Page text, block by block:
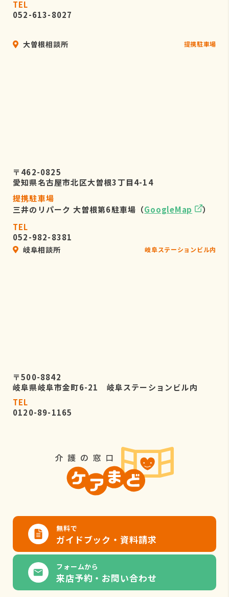
TEL
052-613-8027
大曽根相談所 提携駐車場
〒462-0825
愛知県名古屋市北区大曽根3丁目4-14
提携駐車場
三井のリパーク 大曽根第6駐車場（GoogleMap
）
TEL
052-982-8381
岐阜相談所 岐阜ステーションビル内
〒500-8842
岐阜県岐阜市金町6-21 岐阜ステーションビル内
TEL
0120-89-1165
無料で
ガイドブック・資料請求
フォームから
来店予約・お問い合わせ